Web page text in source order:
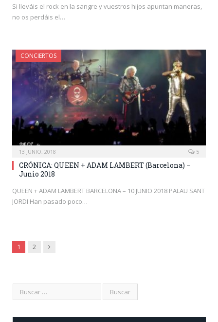
Si lleváis el rock en la sangre y vuestros hijos apuntan maneras,
no os perdáis el…
CONCIERTOS
13 JUNIO, 2018 5
CRÓNICA: QUEEN + ADAM LAMBERT (Barcelona) –
Junio 2018
QUEEN + ADAM LAMBERT BARCELONA – 10 JUNIO 2018 PALAU SANT
JORDI Han pasado poco…
1 2 Siguiente